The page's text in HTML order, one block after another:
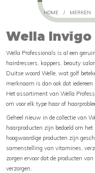
HOME / MERKEN
Wella Invigo
Wella Professionals is al een
hairdressers, kappers, beauty
Duitse woord Welle, wat golf
merknaam is dan ook dat
Het assortiment van Wella
om voor elk type haar of
Geheel nieuw in de collectie van
haarproducten zijn bedoeld om
hoogwaardige producten zijn
samenstelling van vitamines,
zorgen ervoor dat de producten
verzorgen.